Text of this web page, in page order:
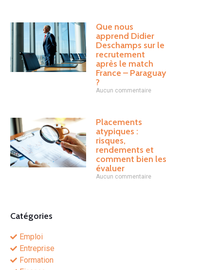
Que nous
apprend Didier
Deschamps sur le
recrutement
après le match
France – Paraguay
?
Aucun commentaire
Placements
atypiques :
risques,
rendements et
comment bien les
évaluer
Aucun commentaire
Catégories
Emploi
Entreprise
Formation